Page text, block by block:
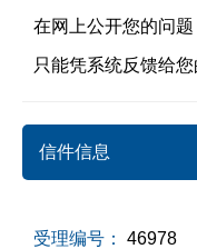
在网上公开您的问题
只能凭系统反馈给您
信件信息
受理编号： 46978